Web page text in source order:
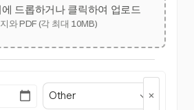
드롭하거나 클릭하여 업로드
와 PDF (각 최대 10MB)
Other